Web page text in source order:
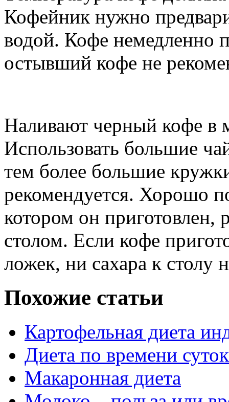
Кофейник нужно
водой. Кофе немедленно
остывший кофе не
Наливают черный кофе в
Использовать большие
тем более большие
рекомендуется. Хорошо
котором он приготовлен,
столом. Если кофе
ложек, ни сахара к столу
Похожие статьи
Картофельная диета
Диета по времени суток
Макаронная диета